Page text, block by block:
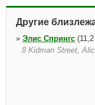
Другие
» Элис Спрингс
8 Kidman Street,